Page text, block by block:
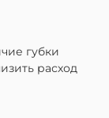
губки
расход